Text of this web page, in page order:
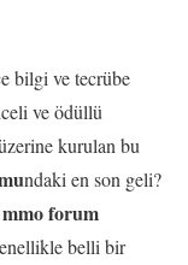
bilgi ve tecrübe
ve ödüllü
kurulan bu
ndaki en son geli?
mmo forum
belli bir